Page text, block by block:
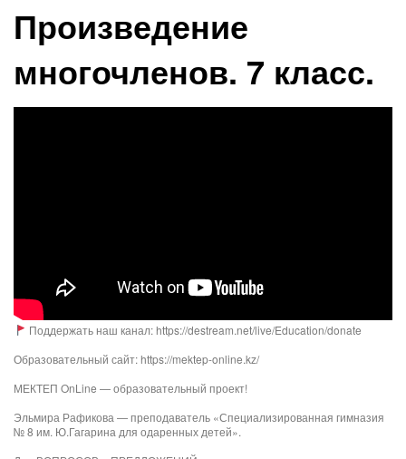
Произведение
многочленов. 7 класс.
Поддержать наш канал: https://destream.net/live/Education/donate
Образовательный сайт: https://mektep-online.kz/
МЕКТЕП OnLine — образовательный проект!
Эльмира Рафикова — преподаватель «Специализированная гимназия
№ 8 им. Ю.Гагарина для одаренных детей».